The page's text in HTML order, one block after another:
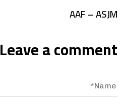
AAF – ASJM
Leave a comment